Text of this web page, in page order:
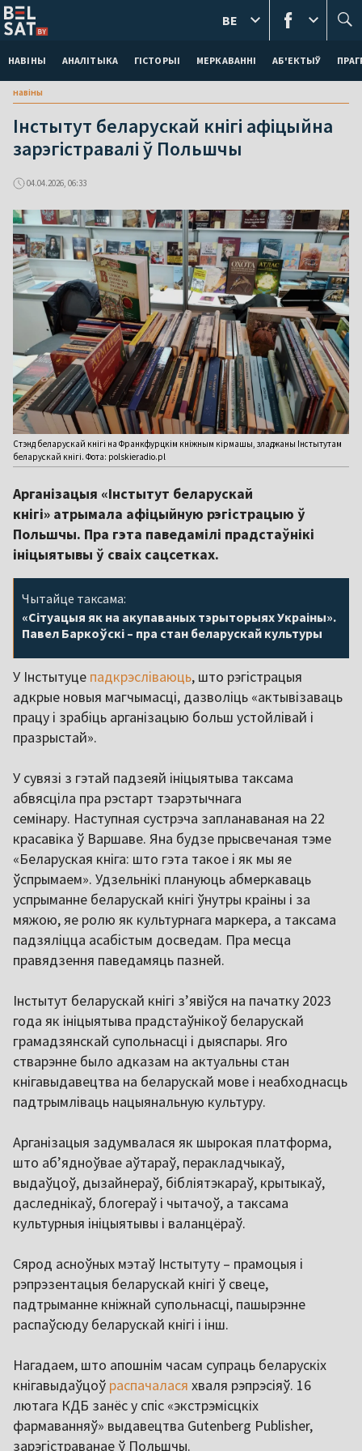
НАВІНЫ АНАЛІТЫКА ГІСТОРЫІ МЕРКАВАННI АБ'ЕКТЫЎ
BE
навіны
Інстытут беларускай кнігі афіцыйна
зарэгістравалі ў Польшчы
04.04.2026, 06:33
Стэнд беларускай кнігі на Франкфурцкім кніжным кірмашы, зладжаны Інстытутам
беларускай кнігі. Фота: polskieradio.pl
Арганізацыя «Інстытут беларускай
кнігі» атрымала афіцыйную рэгістрацыю ў
Польшчы. Пра гэта паведамілі прадстаўнікі
ініцыятывы ў сваіх сацсетках.
Чытайце таксама:
«Сітуацыя як на акупаваных тэрыторыях Украіны».
Павел Баркоўскі – пра стан беларускай культуры
У Інстытуце падкрэсліваюць, што рэгістрацыя
адкрые новыя магчымасці, дазволіць «актывізаваць
працу і зрабіць арганізацыю больш устойлівай і
празрыстай».
У сувязі з гэтай падзеяй ініцыятыва таксама
абвясціла пра рэстарт тэарэтычнага
семінару. Наступная сустрэча запланаваная на 22
красавіка ў Варшаве. Яна будзе прысвечаная тэме
«Беларуская кніга: што гэта такое і як мы яе
ўспрымаем». Удзельнікі плануюць абмеркаваць
успрыманне беларускай кнігі ўнутры краіны і за
мяжою, яе ролю як культурнага маркера, а таксама
падзяліцца асабістым досведам. Пра месца
правядзення паведамяць пазней.
Інстытут беларускай кнігі з’явіўся на пачатку 2023
года як ініцыятыва прадстаўнікоў беларускай
грамадзянскай супольнасці і дыяспары. Яго
стварэнне было адказам на актуальны стан
кнігавыдавецтва на беларускай мове і неабходнасць
падтрымліваць нацыянальную культуру.
Арганізацыя задумвалася як шырокая платформа,
што аб’ядноўвае аўтараў, перакладчыкаў,
выдаўцоў, дызайнераў, бібліятэкараў, крытыкаў,
даследнікаў, блогераў і чытачоў, а таксама
культурныя ініцыятывы і валанцёраў.
Сярод асноўных мэтаў Інстытуту – прамоцыя і
рэпрэзентацыя беларускай кнігі ў свеце,
падтрыманне кніжнай супольнасці, пашырэнне
распаўсюду беларускай кнігі і інш.
Нагадаем, што апошнім часам супраць беларускіх
кнігавыдаўцоў распачалася хваля рэпрэсіяў. 16
лютага КДБ занёс у спіс «экстрэмісцкіх
фармаванняў» выдавецтва Gutenberg Publisher,
зарэгістраванае ў Польшчы.